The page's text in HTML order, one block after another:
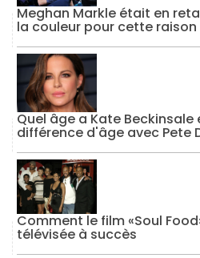
Meghan Markle était en
la couleur pour cette
Quel âge a Kate Beckinsale
différence d'âge avec Pete
Comment le film «Soul
télévisée à succès